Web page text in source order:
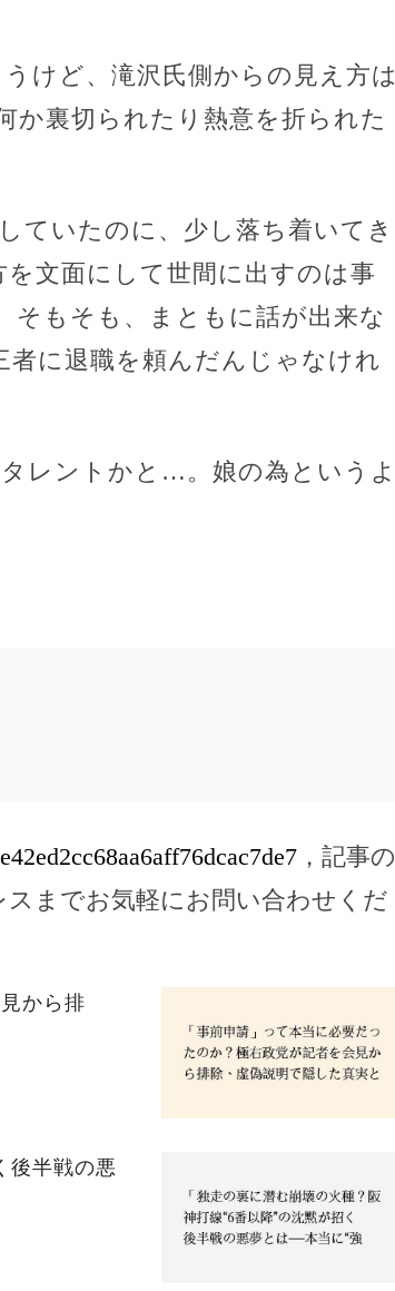
けど、滝沢氏側からの見え方は
か裏切られたり熱意を折られた
ていたのに、少し落ち着いてき
文面にして世間に出すのは事
そもそも、まともに話が出来な
に退職を頼んだんじゃなけれ
レントかと…。娘の為というよ
，記事の
までお気軽にお問い合わせくだ
から排
後半戦の悪